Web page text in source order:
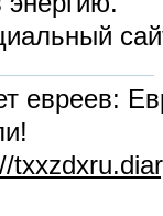
евреев: